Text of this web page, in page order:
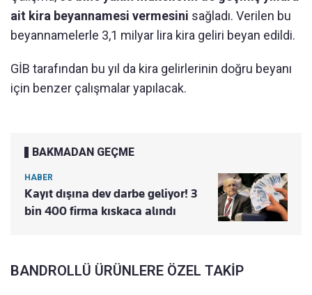
ait kira beyannamesi vermesini sağladı. Verilen bu
beyannamelerle 3,1 milyar lira kira geliri beyan edildi.
GİB tarafından bu yıl da kira gelirlerinin doğru beyanı
için benzer çalışmalar yapılacak.
BAKMADAN GEÇME
HABER
Kayıt dışına dev darbe geliyor! 3
bin 400 firma kıskaca alındı
BANDROLLÜ ÜRÜNLERE ÖZEL TAKİP